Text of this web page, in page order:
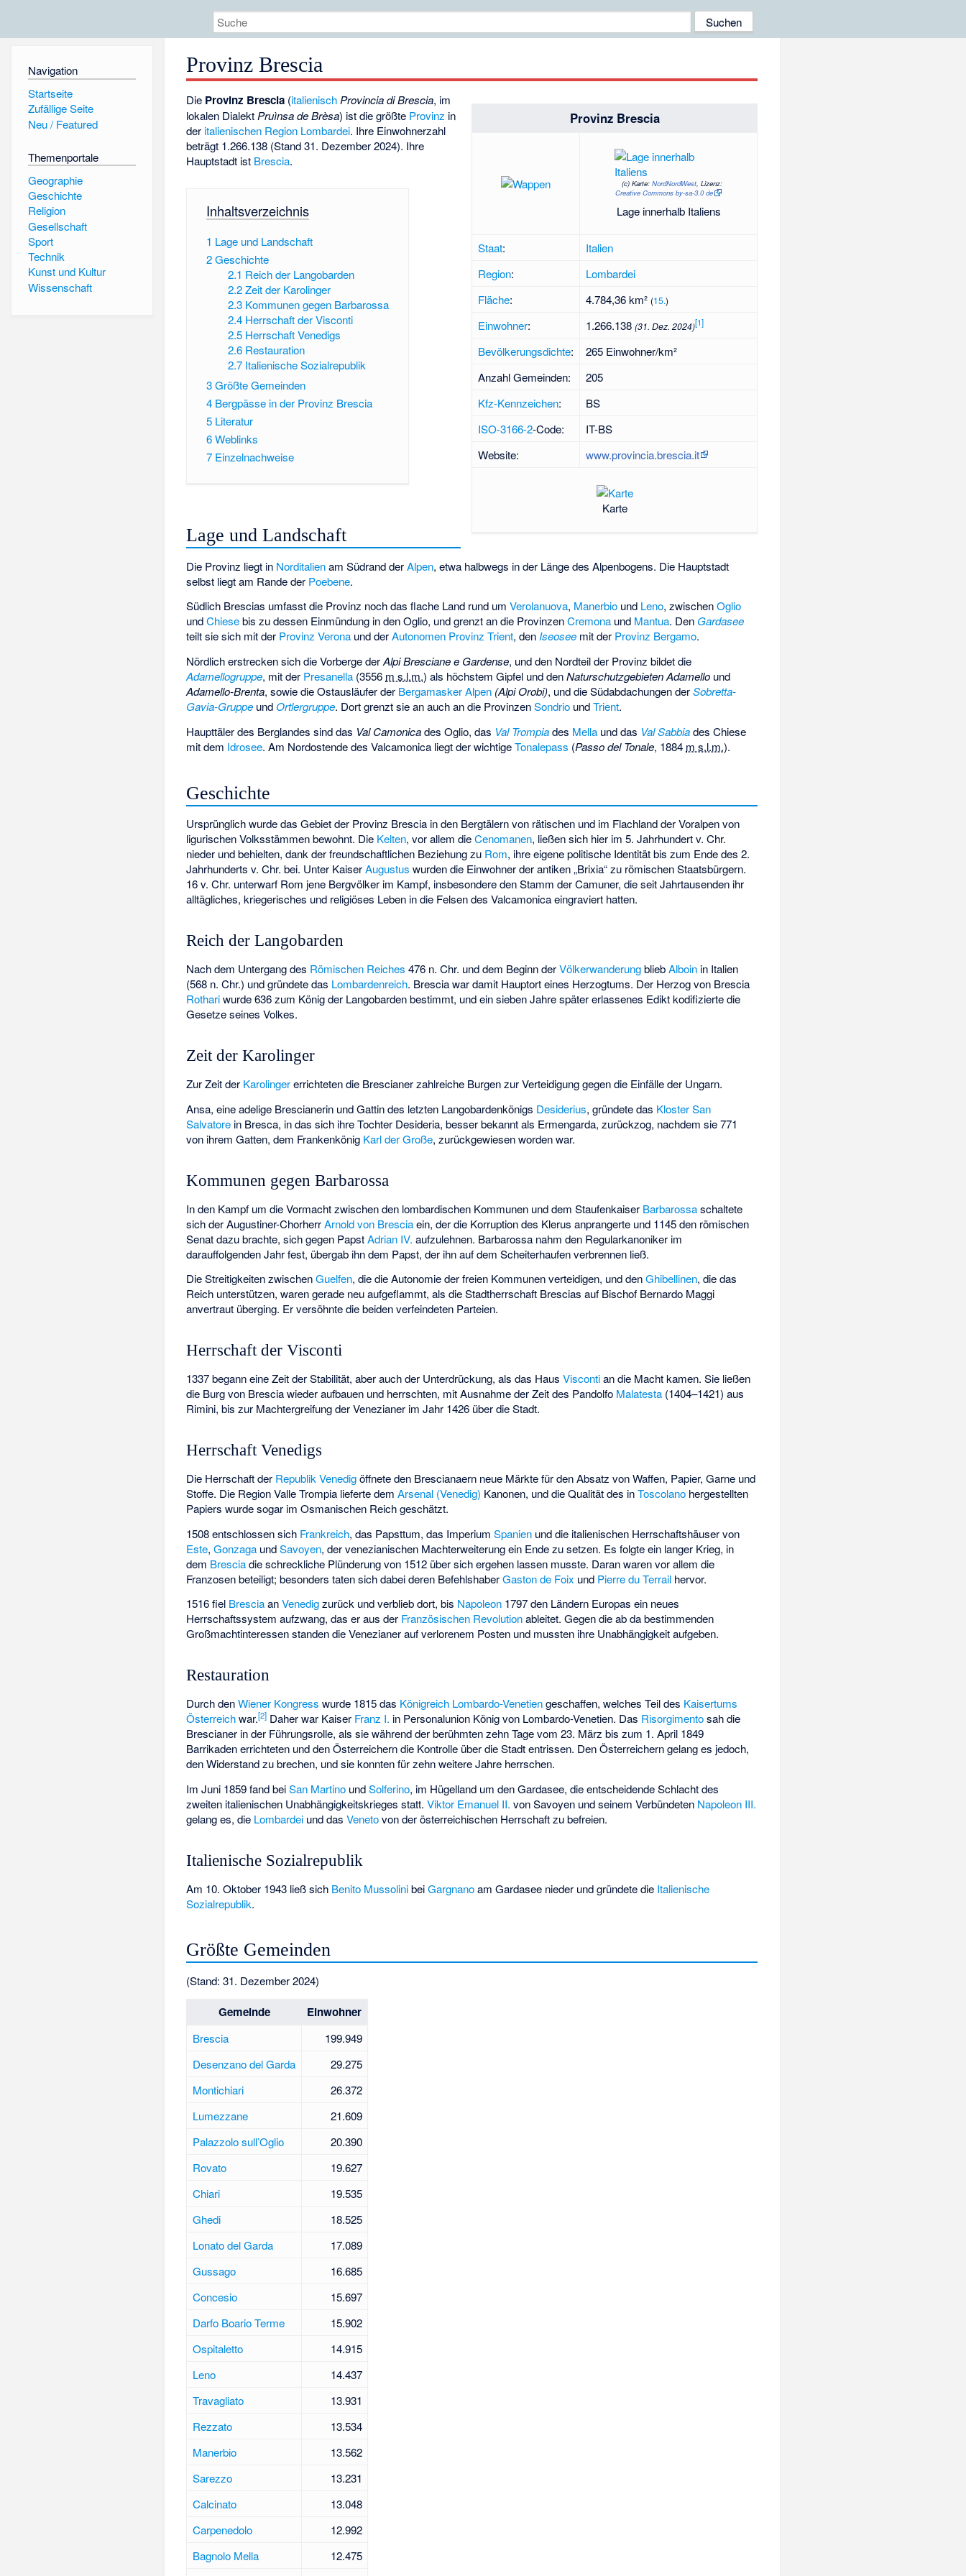
Navigation
Startseite
Zufällige Seite
Neu / Featured
Themenportale
Geographie
Geschichte
Religion
Gesellschaft
Sport
Technik
Kunst und Kultur
Wissenschaft
Provinz Brescia
Provinz Brescia
(c) Karte: NordNordWest, Lizenz:
Creative Commons by-sa-3.0 de
Lage innerhalb Italiens
Staat:
Italien
Region:
Lombardei
Fläche: 4.784,36 km² (15.)
Einwohner: 1.266.138 (31. Dez. 2024)[1]
Bevölkerungsdichte:
265 Einwohner/km²
Anzahl Gemeinden:
205
Kfz-Kennzeichen:
BS
ISO-3166-2-Code:
IT-BS
Website:
www.provincia.brescia.it
Karte
Die Provinz Brescia (italienisch Provincia di Brescia, im
lokalen DialektPruìnsa de Brèsa) ist die größte Provinz in
der italienischen Region Lombardei. Ihre Einwohnerzahl
beträgt 1.266.138 (Stand 31. Dezember 2024). Ihre
Hauptstadt ist Brescia.
Inhaltsverzeichnis
1 Lage und Landschaft
2Geschichte
2.1 Reich der Langobarden
2.2 Zeit der Karolinger
2.3 Kommunen gegen Barbarossa
2.4 Herrschaft der Visconti
2.5 Herrschaft Venedigs
2.6 Restauration
2.7 Italienische Sozialrepublik
3Größte Gemeinden
4 Bergpässe in der Provinz Brescia
5 Literatur
6Weblinks
7 Einzelnachweise
Lage und Landschaft
Die Provinz liegt in Norditalienam Südrand derAlpen, etwa halbwegs in der Länge des Alpenbogens. Die Hauptstadt
selbst liegt am Rande der Poebene.
Südlich Brescias umfasst die Provinz noch das flache Land rund umVerolanuova, Manerbio und Leno, zwischenOglio
undChiesebis zu dessen Einmündung in den Oglio, und grenzt an die ProvinzenCremona und Mantua. Den Gardasee
teilt sie sich mit der Provinz Verona und derAutonomen Provinz Trient, denIseosee mit der Provinz Bergamo.
Nördlich erstrecken sich die Vorberge derAlpi Bresciane e Gardense, und den Nordteil der Provinz bildet die
Adamellogruppe, mit der Presanella (3556 m s.l.m.) als höchstem Gipfel und denNaturschutzgebietenAdamello und
Adamello-Brenta, sowie die Ostausläufer der Bergamasker Alpen (Alpi Orobi), und die Südabdachungen derSobretta-
Gavia-Gruppe undOrtlergruppe. Dort grenzt sie an auch an die ProvinzenSondrio undTrient.
Haupttäler des Berglandes sind das Val Camonicades Oglio, das Val Trompiades Mella und das Val Sabbiades Chiese
mit dem Idrosee. Am Nordostende des Valcamonica liegt der wichtigeTonalepass (Passo del Tonale, 1884 m s.l.m.).
Geschichte
Ursprünglich wurde das Gebiet der Provinz Brescia in den Bergtälern von rätischen und im Flachland der Voralpen von
ligurischen Volksstämmen bewohnt. Die Kelten, vor allem dieCenomanen, ließen sich hier im 5. Jahrhundert v. Chr.
nieder und behielten, dank der freundschaftlichen Beziehung zu Rom, ihre eigene politische Identität bis zum Ende des 2.
Jahrhunderts v. Chr. bei. Unter KaiserAugustus wurden die Einwohner der antiken „Brixia“ zu römischen Staatsbürgern.
16 v. Chr. unterwarf Rom jene Bergvölker im Kampf, insbesondere den Stamm der Camuner, die seit Jahrtausenden ihr
alltägliches, kriegerisches und religiöses Leben in die Felsen des Valcamonica eingraviert hatten.
Reich der Langobarden
Nach dem Untergang des Römischen Reiches 476 n. Chr. und dem Beginn derVölkerwanderungbliebAlboin in Italien
(568 n. Chr.) und gründete das Lombardenreich. Brescia war damit Hauptort eines Herzogtums. Der Herzog von Brescia
Rothariwurde 636 zum König der Langobarden bestimmt, und ein sieben Jahre später erlassenes Edikt kodifizierte die
Gesetze seines Volkes.
Zeit der Karolinger
Zur Zeit der Karolingererrichteten die Brescianer zahlreiche Burgen zur Verteidigung gegen die Einfälle der Ungarn.
Ansa, eine adelige Brescianerin und Gattin des letzten Langobardenkönigs Desiderius, gründete das Kloster San
Salvatore in Bresca, in das sich ihre Tochter Desideria, besser bekannt als Ermengarda, zurückzog, nachdem sie 771
von ihrem Gatten, dem Frankenkönig Karl der Große, zurückgewiesen worden war.
Kommunen gegen Barbarossa
In den Kampf um die Vormacht zwischen den lombardischen Kommunen und dem Staufenkaiser Barbarossaschaltete
sich derAugustiner-Chorherr Arnold von Bresciaein, der die Korruption des Klerus anprangerte und 1145 den römischen
Senat dazu brachte, sich gegen PapstAdrian IV. aufzulehnen. Barbarossa nahm den Regularkanoniker im
darauffolgenden Jahr fest, übergab ihn dem Papst, der ihn auf dem Scheiterhaufen verbrennen ließ.
Die Streitigkeiten zwischenGuelfen, die die Autonomie der freien Kommunen verteidigen, und denGhibellinen, die das
Reich unterstützen, waren gerade neu aufgeflammt, als die Stadtherrschaft Brescias auf Bischof Bernardo Maggi
anvertraut überging. Er versöhnte die beiden verfeindeten Parteien.
Herrschaft der Visconti
1337 begann eine Zeit der Stabilität, aber auch der Unterdrückung, als das HausViscontian die Macht kamen. Sie ließen
die Burg von Brescia wieder aufbauen und herrschten, mit Ausnahme der Zeit des Pandolfo Malatesta (1404–1421) aus
Rimini, bis zur Machtergreifung der Venezianer im Jahr 1426 über die Stadt.
Herrschaft Venedigs
Die Herrschaft der Republik Venedigöffnete den Brescianaern neue Märkte für den Absatz von Waffen, Papier, Garne und
Stoffe. Die RegionValle Trompia lieferte demArsenal (Venedig) Kanonen, und die Qualität des inToscolano hergestellten
Papiers wurde sogar im Osmanischen Reich geschätzt.
1508 entschlossen sich Frankreich, das Papsttum, das ImperiumSpanien und die italienischen Herrschaftshäuser von
Este,Gonzaga undSavoyen, der venezianischen Machterweiterung ein Ende zu setzen. Es folgte ein langer Krieg, in
dem Bresciadie schreckliche Plünderung von 1512 über sich ergehen lassen musste. Daran waren vor allem die
Franzosen beteiligt; besonders taten sich dabei deren BefehlshaberGaston de Foix und Pierre du Terrail hervor.
1516 fiel BresciaanVenedigzurück und verblieb dort, bis Napoleon 1797 den Ländern Europas ein neues
Herrschaftssystem aufzwang, das er aus der Französischen Revolutionableitet. Gegen die ab da bestimmenden
Großmachtinteressen standen die Venezianer auf verlorenem Posten und mussten ihre Unabhängigkeit aufgeben.
Restauration
Durch denWiener Kongress wurde 1815 das Königreich Lombardo-Venetiengeschaffen, welches Teil des Kaisertums
Österreichwar.[2] Daher war Kaiser Franz I. in Personalunion König von Lombardo-Venetien. Das Risorgimentosah die
Brescianer in der Führungsrolle, als sie während der berühmten zehn Tage vom 23. März bis zum 1. April 1849
Barrikaden errichteten und den Österreichern die Kontrolle über die Stadt entrissen. Den Österreichern gelang es jedoch,
den Widerstand zu brechen, und sie konnten für zehn weitere Jahre herrschen.
Im Juni 1859 fand beiSan Martino undSolferino, im Hügelland um den Gardasee, die entscheidende Schlacht des
zweiten italienischen Unabhängigkeitskrieges statt.Viktor Emanuel II. von Savoyen und seinem Verbündeten Napoleon III.
gelang es, die Lombardei und dasVenetovon der österreichischen Herrschaft zu befreien.
Italienische Sozialrepublik
Am 10. Oktober 1943 ließ sich Benito MussolinibeiGargnanoam Gardasee nieder und gründete die Italienische
Sozialrepublik.
Größte Gemeinden
(Stand: 31. Dezember 2024)
Gemeinde Einwohner
Brescia
199.949
Desenzano del Garda
29.275
Montichiari
26.372
Lumezzane
21.609
Palazzolo sull’Oglio
20.390
Rovato
19.627
Chiari
19.535
Ghedi
18.525
Lonato del Garda
17.089
Gussago
16.685
Concesio
15.697
Darfo Boario Terme
15.902
Ospitaletto
14.915
Leno
14.437
Travagliato
13.931
Rezzato
13.534
Manerbio
13.562
Sarezzo
13.231
Calcinato
13.048
Carpenedolo
12.992
Bagnolo Mella
12.475